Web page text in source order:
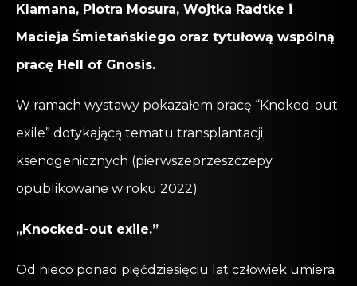
Klamana, Piotra Mosura, Wojtka Radtke i
Macieja Śmietańskiego oraz tytułową wspólną
pracę Hell of Gnosis.
W ramach wystawy pokazałem pracę “Knoked-out
exile” dotykającą tematu transplantacji
ksenogenicznych (pierwszeprzeszczepy
opublikowane w roku 2022)
„Knocked-out exile.”
Od nieco ponad pięćdziesięciu lat człowiek umiera